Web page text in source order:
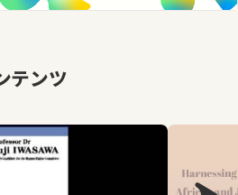
テンツ